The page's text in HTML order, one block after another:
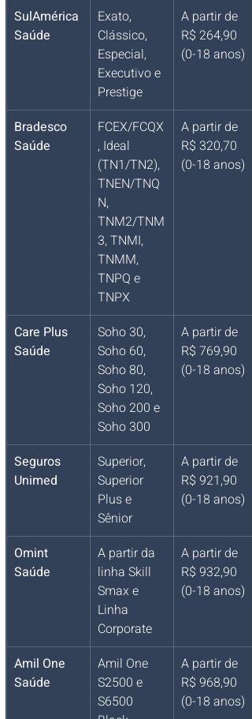
SulAmérica
Saúde
Exato,
Clássico,
Especial,
Executivo e
Prestige
A partir de
R$ 264,90
(0-18 anos)
Bradesco
Saúde
FCEX/FCQX
, Ideal
(TN1/TN2),
TNEN/TNQ
N,
TNM2/TNM
3, TNMI,
TNMM,
TNPQ e
TNPX
A partir de
R$ 320,70
(0-18 anos)
Care Plus
Saúde
Soho 30,
Soho 60,
Soho 80,
Soho 120,
Soho 200 e
Soho 300
A partir de
R$ 769,90
(0-18 anos)
Seguros
Unimed
Superior,
Superior
Plus e
Sênior
A partir de
R$ 921,90
(0-18 anos)
Omint
Saúde
A partir da
linha Skill
Smax e
Linha
Corporate
A partir de
R$ 932,90
(0-18 anos)
Amil One
Saúde
Amil One
S2500 e
S6500
A partir de
R$ 968,90
(0-18 anos)